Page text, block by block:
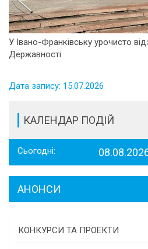
У Івано-Франківську урочисто
Державності
Дата запису: 15.07.2026
КАЛЕНДАР ПОДІЙ
Сьогодні:
АНОНСИ
КОНКУРСИ ТА ПРОЕКТИ